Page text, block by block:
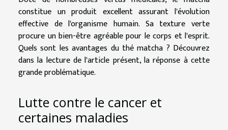
constitue un produit excellent assurant l'évolution
effective de l'organisme humain. Sa texture verte
procure un bien-être agréable pour le corps et l'esprit.
Quels sont les avantages du thé matcha ? Découvrez
dans la lecture de l'article présent, la réponse à cette
grande problématique.
Lutte contre le cancer et
certaines maladies